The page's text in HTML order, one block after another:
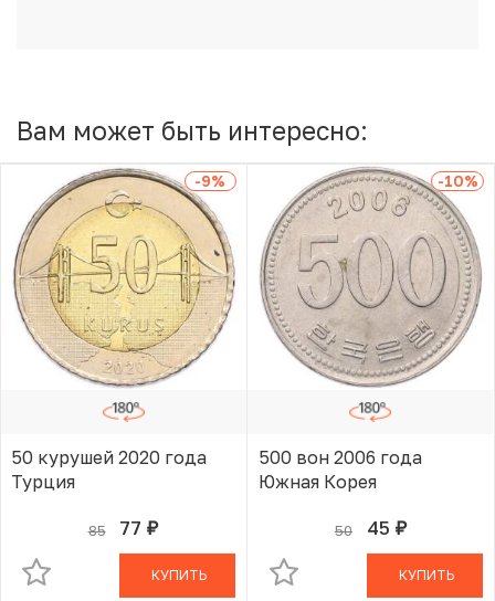
Вам может быть интересно:
-9%
50 курушей 2020 года
Турция
85 77 руб.
В КОРЗИНЕ
КУПИТЬ
-10%
500 вон 2006 года
Южная Корея
50 45 руб.
В КОРЗИНЕ
КУПИТЬ